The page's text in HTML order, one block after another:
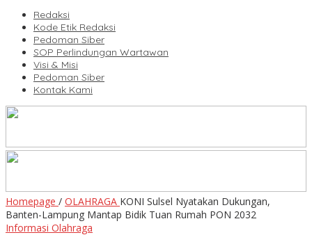
Redaksi
Kode Etik Redaksi
Pedoman Siber
SOP Perlindungan Wartawan
Visi & Misi
Pedoman Siber
Kontak Kami
Homepage / OLAHRAGA KONI Sulsel Nyatakan Dukungan,
Banten-Lampung Mantap Bidik Tuan Rumah PON 2032
Informasi Olahraga